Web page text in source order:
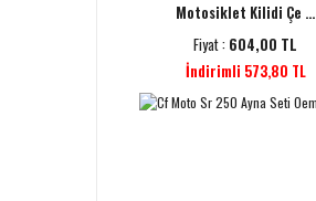
Motosiklet Kilidi Çe ...
Fiyat : 604,00 TL
İndirimli 573,80 TL